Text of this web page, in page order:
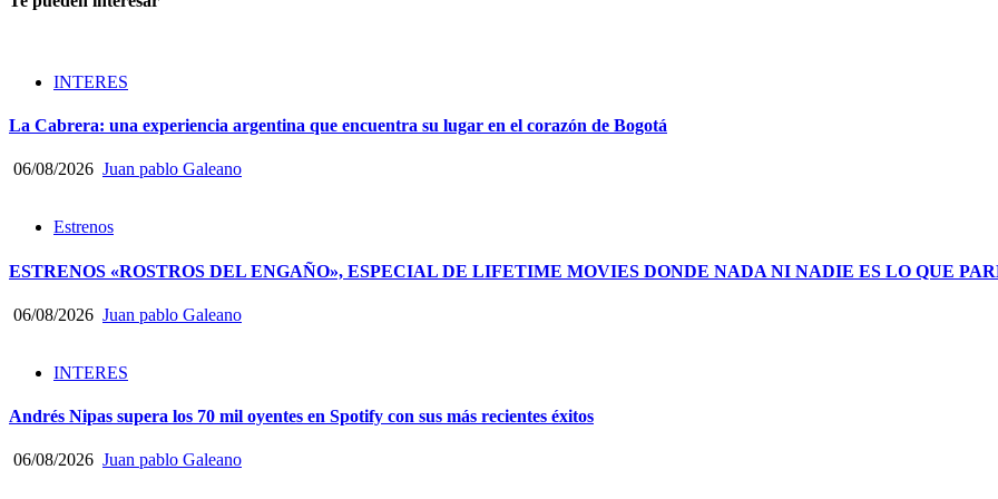
INTERES
La Cabrera: una experiencia argentina que encuentra su lugar en el corazón de Bogotá
06/08/2026 Juan pablo Galeano
Estrenos
ESTRENOS «ROSTROS DEL ENGAÑO», ESPECIAL DE LIFETIME MOVIES DONDE NADA NI NADIE ES LO QUE
06/08/2026 Juan pablo Galeano
INTERES
Andrés Nipas supera los 70 mil oyentes en Spotify con sus más recientes éxitos
06/08/2026 Juan pablo Galeano